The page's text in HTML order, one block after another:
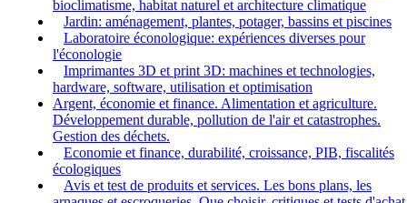
bioclimatisme, habitat naturel et architecture climatique
Jardin: aménagement, plantes, potager, bassins et piscines
Laboratoire éconologique: expériences diverses pour
l'éconologie
Imprimantes 3D et print 3D: machines et technologies,
hardware, software, utilisation et optimisation
Argent, économie et finance. Alimentation et agriculture.
Développement durable, pollution de l'air et catastrophes.
Gestion des déchets.
Economie et finance, durabilité, croissance, PIB, fiscalités
écologiques
Avis et test de produits et services. Les bons plans, les